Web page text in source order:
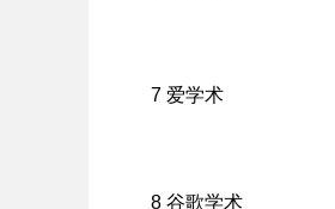
7 爱学术
8 谷歌学术